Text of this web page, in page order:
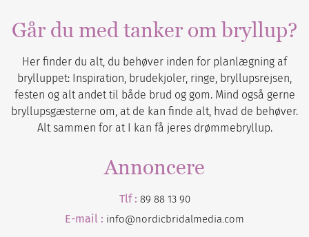
Går du med tanker om bryllup?
Her finder du alt, du behøver inden for planlægning af
brylluppet: Inspiration, brudekjoler, ringe, bryllupsrejsen,
festen og alt andet til både brud og gom. Mind også gerne
bryllupsgæsterne om, at de kan finde alt, hvad de behøver.
Alt sammen for at I kan få jeres drømmebryllup.
Annoncere
Tlf : 89 88 13 90
E-mail : info@nordicbridalmedia.com